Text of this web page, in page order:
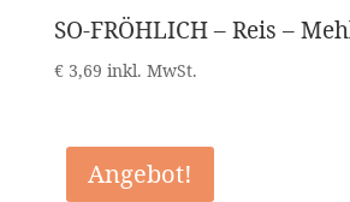
SO-FRÖHLICH – Reis –
€3,69 inkl. MwSt.
Angebot!